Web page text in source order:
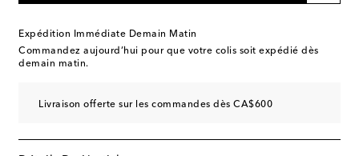
Expédition Immédiate Demain Matin
Commandez aujourd’hui pour que votre colis soit expédié dès
demain matin.
Livraison offerte sur les commandes dès CA$600